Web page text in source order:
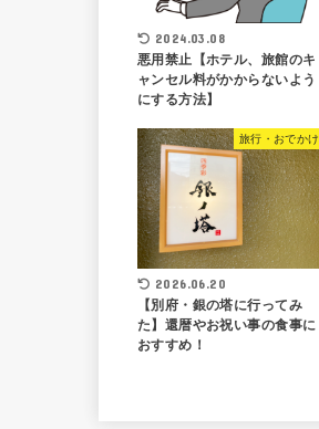
2024.03.08
悪用禁止【ホテル、旅館のキ
ャンセル料がかからないよう
にする方法】
旅行・おでかけ
2026.06.20
【別府・銀の塔に行ってみ
た】還暦やお祝い事の食事に
おすすめ！